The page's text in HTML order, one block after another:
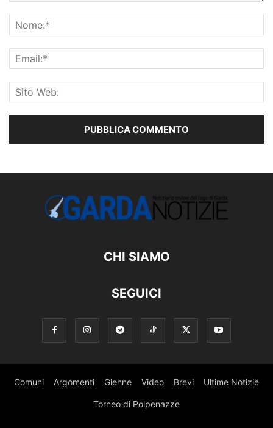
CHI SIAMO
SEGUICI
Comuni Argomenti Gienne Video Brevi Ultime Notizie
Torneo di Polpenazze